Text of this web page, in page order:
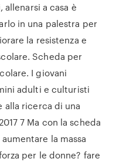
allenarsi a casa è
in una palestra per
la resistenza e
Scheda per
I giovani
adulti e culturisti
alla ricerca di una
7 Ma con la scheda
la massa
per le donne? fare